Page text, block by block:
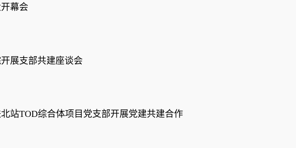
幕会
展支部共建座谈会
站TOD综合体项目党支部开展党建共建合作